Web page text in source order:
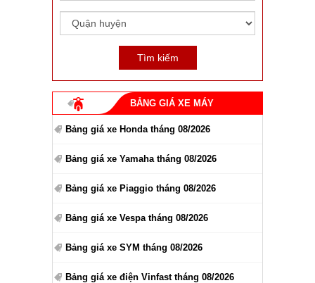
BẢNG GIÁ XE MÁY
Bảng giá xe Honda tháng 08/2026
Bảng giá xe Yamaha tháng 08/2026
Bảng giá xe Piaggio tháng 08/2026
Bảng giá xe Vespa tháng 08/2026
Bảng giá xe SYM tháng 08/2026
Bảng giá xe điện Vinfast tháng 08/2026